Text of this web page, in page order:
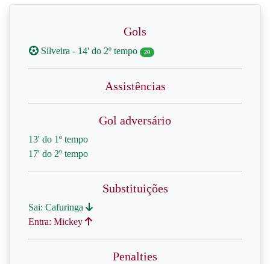
Gols
Silveira - 14' do 2º tempo 20
Assistências
Gol adversário
13' do 1º tempo
17' do 2º tempo
Substituições
Sai: Cafuringa
Entra: Mickey
Penalties